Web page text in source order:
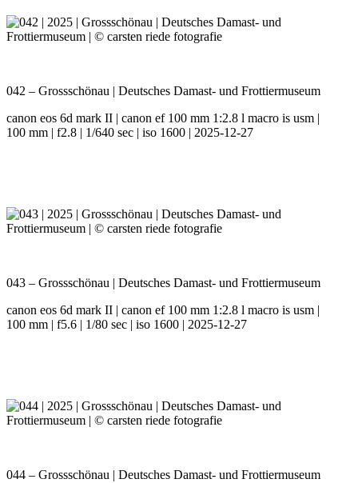
042 – Grossschönau | Deutsches Damast- und Frottiermuseum
canon eos 6d mark II | canon ef 100 mm 1:2.8 l macro is usm |
100 mm | f2.8 | 1/640 sec | iso 1600 | 2025-12-27
043 – Grossschönau | Deutsches Damast- und Frottiermuseum
canon eos 6d mark II | canon ef 100 mm 1:2.8 l macro is usm |
100 mm | f5.6 | 1/80 sec | iso 1600 | 2025-12-27
044 – Grossschönau | Deutsches Damast- und Frottiermuseum